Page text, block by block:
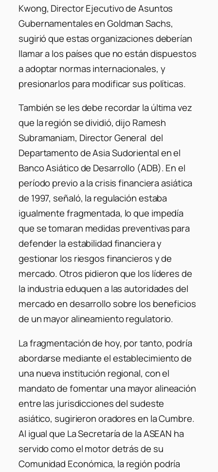
Kwong, Director Ejecutivo de Asuntos
Gubernamentales en Goldman Sachs,
sugirió que estas organizaciones deberían
llamar a los países que no están dispuestos
a adoptar normas internacionales, y
presionarlos para modificar sus políticas.
También se les debe recordar la última vez
que la región se dividió, dijo Ramesh
Subramaniam, Director General del
Departamento de Asia Sudoriental en el
Banco Asiático de Desarrollo (ADB). En el
período previo a la crisis financiera asiática
de 1997, señaló, la regulación estaba
igualmente fragmentada, lo que impedía
que se tomaran medidas preventivas para
defender la estabilidad financiera y
gestionar los riesgos financieros y de
mercado. Otros pidieron que los líderes de
la industria eduquen a las autoridades del
mercado en desarrollo sobre los beneficios
de un mayor alineamiento regulatorio.
La fragmentación de hoy, por tanto, podría
abordarse mediante el establecimiento de
una nueva institución regional, con el
mandato de fomentar una mayor alineación
entre las jurisdicciones del sudeste
asiático, sugirieron oradores en la Cumbre.
Al igual que La Secretaría de la ASEAN ha
servido como el motor detrás de su
Comunidad Económica, la región podría